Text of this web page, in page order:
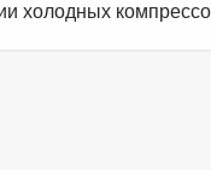
холодных